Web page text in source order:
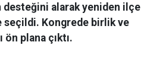
desteğini alarak yeniden ilçe
seçildi. Kongrede birlik ve
ön plana çıktı.